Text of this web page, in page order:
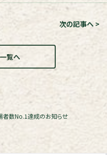
覧へ
次の記事へ >
者数No.1達成のお知らせ